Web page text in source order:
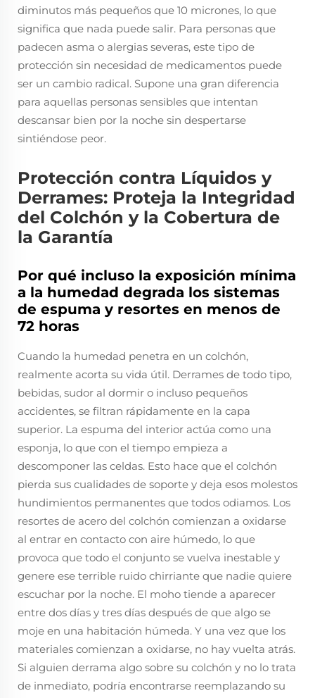
diminutos más pequeños que 10 micrones, lo que
significa que nada puede salir. Para personas que
padecen asma o alergias severas, este tipo de
protección sin necesidad de medicamentos puede
ser un cambio radical. Supone una gran diferencia
para aquellas personas sensibles que intentan
descansar bien por la noche sin despertarse
sintiéndose peor.
Protección contra Líquidos y
Derrames: Proteja la Integridad
del Colchón y la Cobertura de
la Garantía
Por qué incluso la exposición mínima
a la humedad degrada los sistemas
de espuma y resortes en menos de
72 horas
Cuando la humedad penetra en un colchón,
realmente acorta su vida útil. Derrames de todo tipo,
bebidas, sudor al dormir o incluso pequeños
accidentes, se filtran rápidamente en la capa
superior. La espuma del interior actúa como una
esponja, lo que con el tiempo empieza a
descomponer las celdas. Esto hace que el colchón
pierda sus cualidades de soporte y deja esos molestos
hundimientos permanentes que todos odiamos. Los
resortes de acero del colchón comienzan a oxidarse
al entrar en contacto con aire húmedo, lo que
provoca que todo el conjunto se vuelva inestable y
genere ese terrible ruido chirriante que nadie quiere
escuchar por la noche. El moho tiende a aparecer
entre dos días y tres días después de que algo se
moje en una habitación húmeda. Y una vez que los
materiales comienzan a oxidarse, no hay vuelta atrás.
Si alguien derrama algo sobre su colchón y no lo trata
de inmediato, podría encontrarse reemplazando su